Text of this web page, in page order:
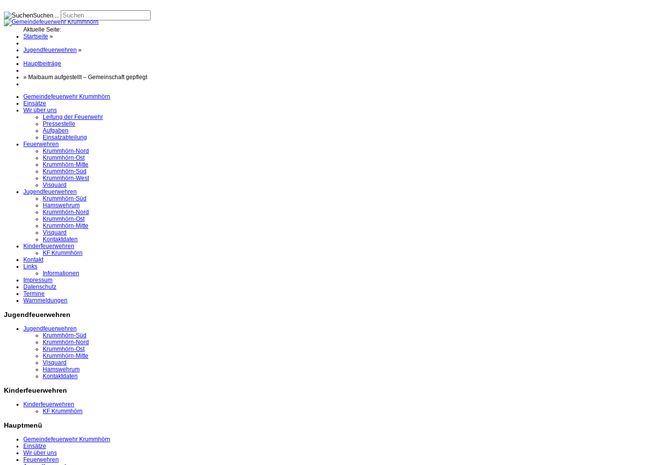
Suchen ...
Aktuelle Seite:
Startseite »
Jugendfeuerwehren »
Hauptbeiträge
» Maibaum aufgestellt – Gemeinschaft gepflegt
Gemeindefeuerwehr Krummhörn
Einsätze
Wir über uns
Leitung der Feuerwehr
Pressestelle
Aufgaben
Einsatzabteilung
Feuerwehren
Krummhörn-Nord
Krummhörn-Ost
Krummhörn-Mitte
Krummhörn-Süd
Krummhörn-West
Visquard
Jugendfeuerwehren
Krummhörn-Süd
Hamswehrum
Krummhörn-Nord
Krummhörn-Ost
Krummhörn-Mitte
Visquard
Kontaktdaten
Kinderfeuerwehren
KF Krummhörn
Kontakt
Links
Informationen
Impressum
Datenschutz
Termine
Warnmeldungen
Jugendfeuerwehren
Jugendfeuerwehren
Krummhörn-Süd
Krummhörn-Nord
Krummhörn-Ost
Krummhörn-Mitte
Visquard
Hamswehrum
Kontaktdaten
Kinderfeuerwehren
Kinderfeuerwehren
KF Krummhörn
Hauptmenü
Gemeindefeuerwehr Krummhörn
Einsätze
Wir über uns
Feuerwehren